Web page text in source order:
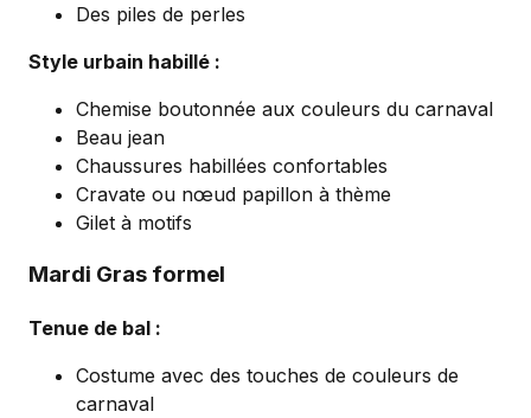
Des piles de perles
Style urbain habillé :
Chemise boutonnée aux couleurs du carnaval
Beau jean
Chaussures habillées confortables
Cravate ou nœud papillon à thème
Gilet à motifs
Mardi Gras formel
Tenue de bal :
Costume avec des touches de couleurs de
carnaval